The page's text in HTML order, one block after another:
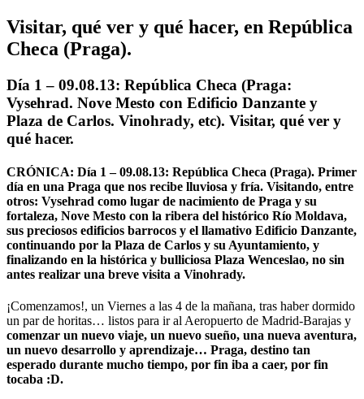
Visitar, qué ver y qué hacer, en República
Checa (Praga).
Día 1 – 09.08.13: República Checa (Praga:
Vysehrad. Nove Mesto con Edificio Danzante y
Plaza de Carlos. Vinohrady, etc). Visitar, qué ver y
qué hacer.
CRÓNICA: Día 1 – 09.08.13: República Checa (Praga). Primer
día en una Praga que nos recibe lluviosa y fría. Visitando, entre
otros: Vysehrad como lugar de nacimiento de Praga y su
fortaleza, Nove Mesto con la ribera del histórico Río Moldava,
sus preciosos edificios barrocos y el llamativo Edificio Danzante,
continuando por la Plaza de Carlos y su Ayuntamiento, y
finalizando en la histórica y bulliciosa Plaza Wenceslao, no sin
antes realizar una breve visita a Vinohrady.
¡Comenzamos!, un Viernes a las 4 de la mañana, tras haber dormido
un par de horitas… listos para ir al Aeropuerto de Madrid-Barajas y
comenzar un nuevo viaje, un nuevo sueño, una nueva aventura,
un nuevo desarrollo y aprendizaje… Praga, destino tan
esperado durante mucho tiempo, por fin iba a caer, por fin
tocaba :D.